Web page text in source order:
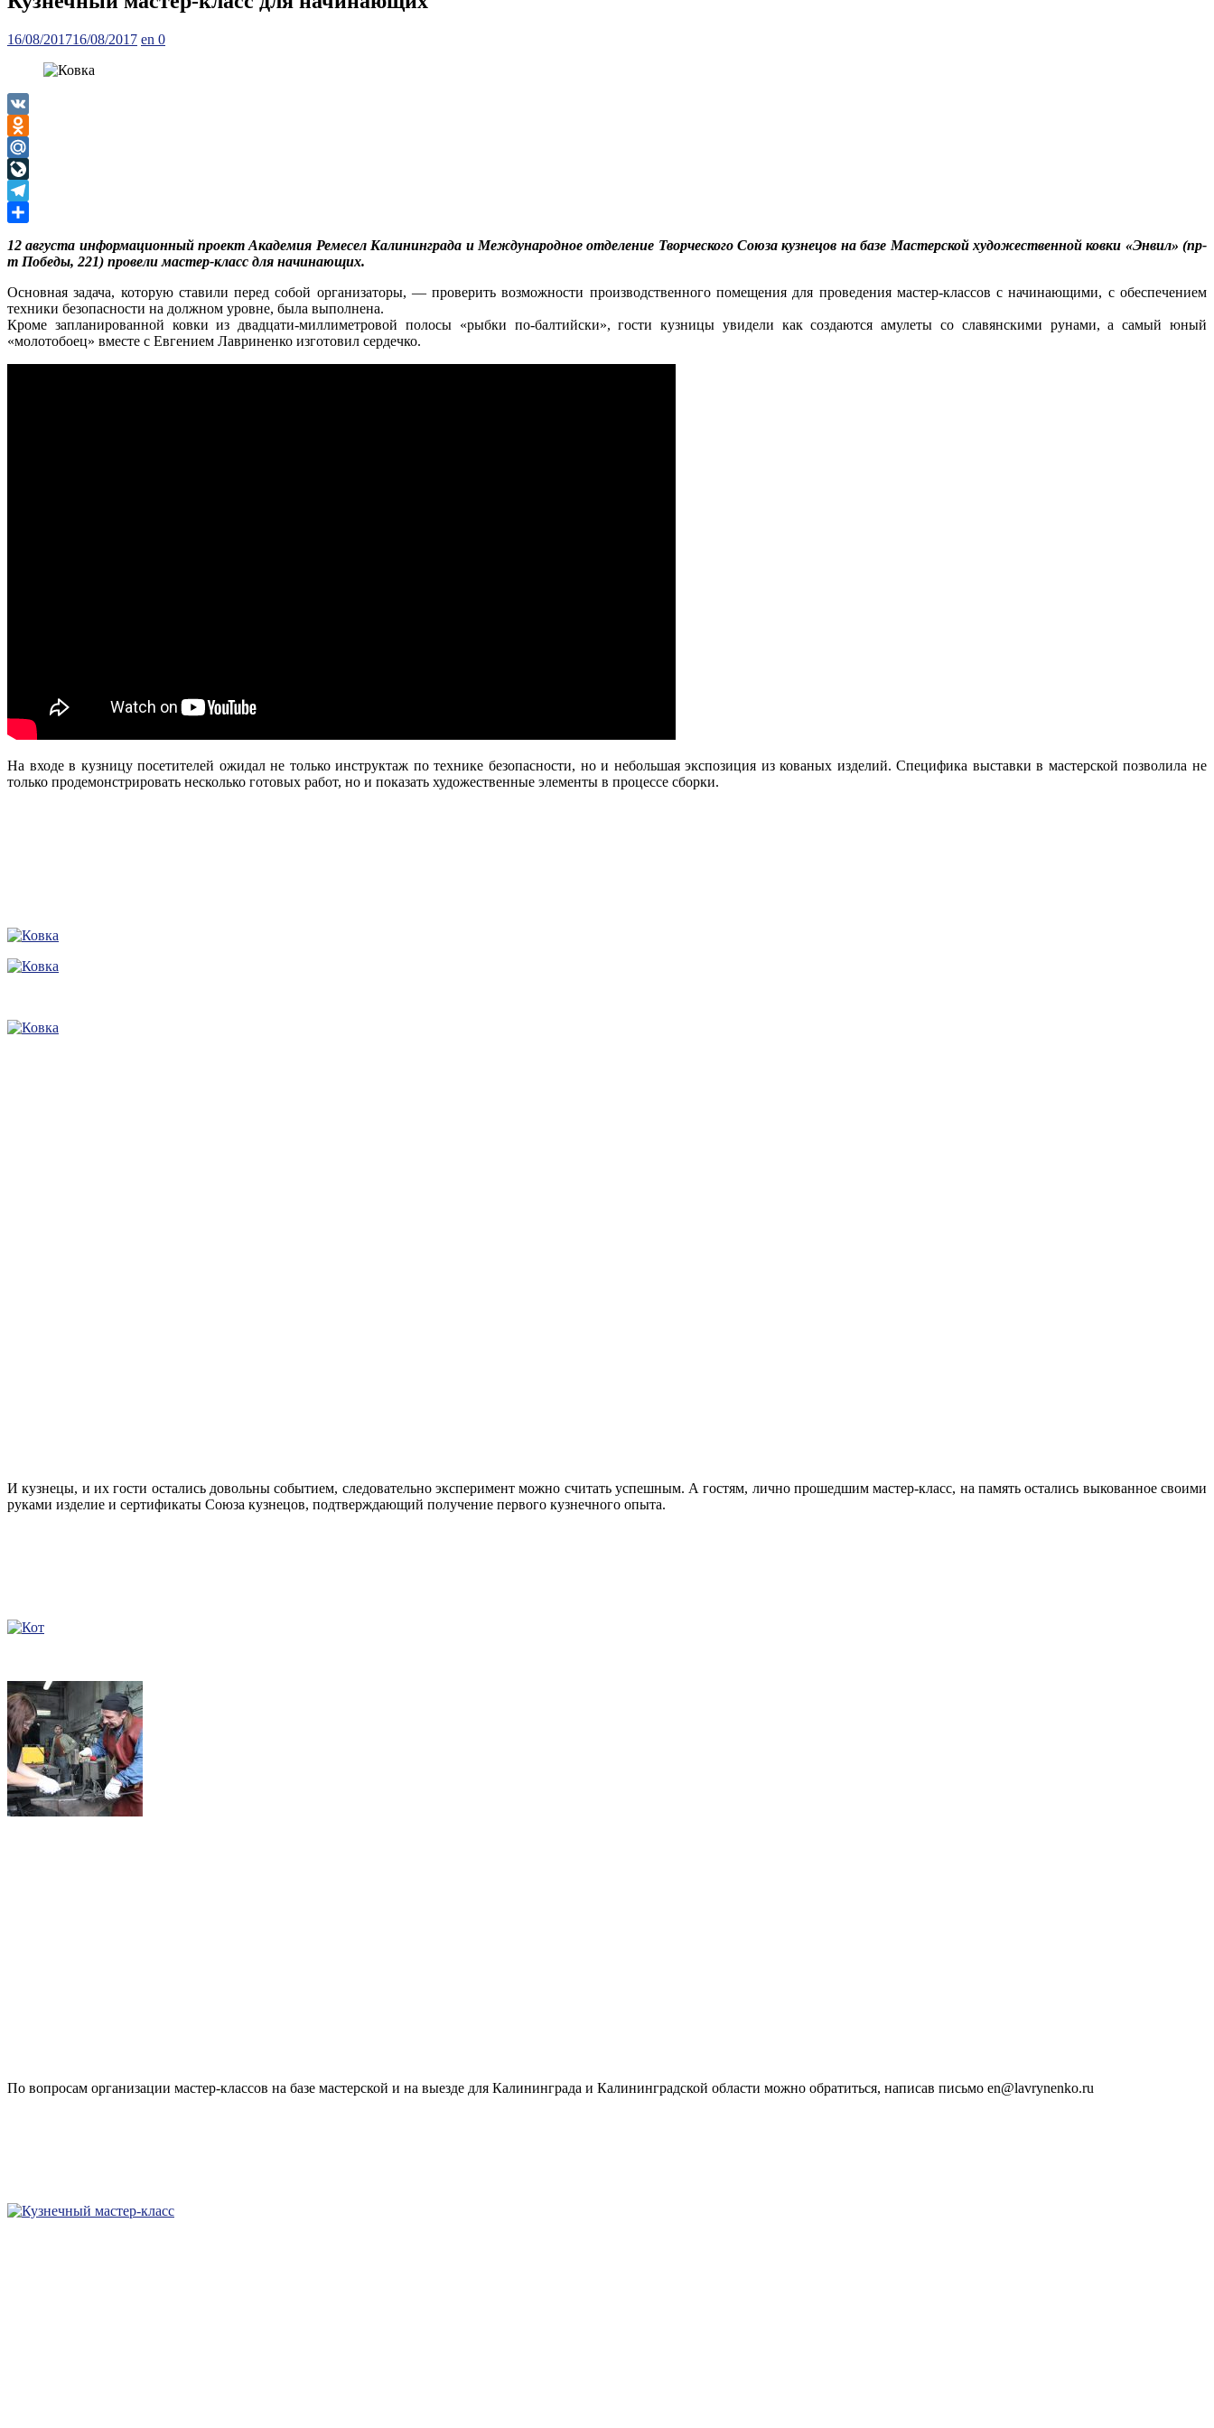
Posted
16/08/201716/08/2017Author
en 0
VK
Odnoklassniki
Mail.Ru
LiveJournal
Telegram
12 августа информационный проект Академия Ремесел Калининграда и Международное отделение Творческого Союза кузнецов на базе Мастерской художественной ковки «Энвил» (пр-
т Победы, 221) провели мастер-класс для начинающих.
Основная задача, которую ставили перед собой организаторы, — проверить возможности производственного помещения для проведения мастер-классов с начинающими, с обеспечением
техники безопасности на должном уровне, была выполнена.
Кроме запланированной ковки из двадцати-миллиметровой полосы «рыбки по-балтийски», гости кузницы увидели как создаются амулеты со славянскими рунами, а самый юный
«молотобоец» вместе с Евгением Лавриненко изготовил сердечко.
На входе в кузницу посетителей ожидал не только инструктаж по технике безопасности, но и небольшая экспозиция из кованых изделий. Специфика выставки в мастерской позволила не
только продемонстрировать несколько готовых работ, но и показать художественные элементы в процессе сборки.
И кузнецы, и их гости остались довольны событием, следовательно эксперимент можно считать успешным. А гостям, лично прошедшим мастер-класс, на память остались выкованное своими
руками изделие и сертификаты Союза кузнецов, подтверждающий получение первого кузнечного опыта.
По вопросам организации мастер-классов на базе мастерской и на выезде для Калининграда и Калининградской области можно обратиться, написав письмо en@lavrynenko.ru